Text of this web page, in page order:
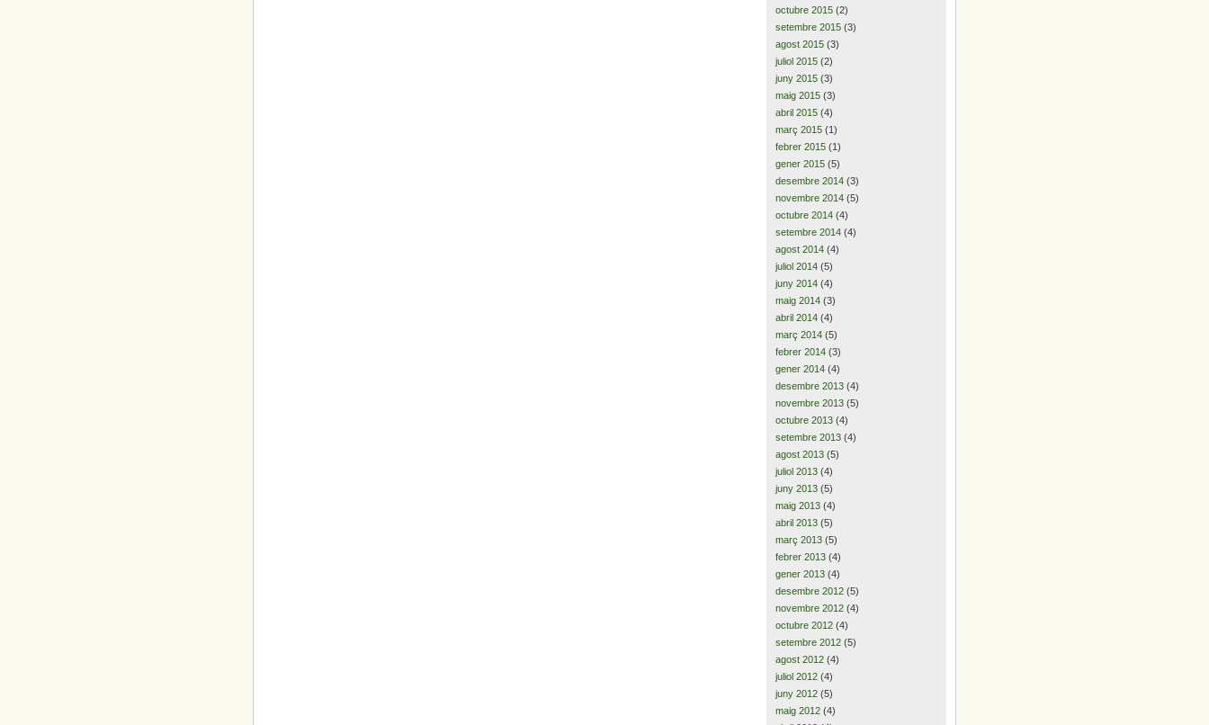
octubre 2015 (2)
setembre 2015 (3)
agost 2015 (3)
juliol 2015 (2)
juny 2015 (3)
maig 2015 (3)
abril 2015 (4)
març 2015 (1)
febrer 2015 (1)
gener 2015 (5)
desembre 2014 (3)
novembre 2014 (5)
octubre 2014 (4)
setembre 2014 (4)
agost 2014 (4)
juliol 2014 (5)
juny 2014 (4)
maig 2014 (3)
abril 2014 (4)
març 2014 (5)
febrer 2014 (3)
gener 2014 (4)
desembre 2013 (4)
novembre 2013 (5)
octubre 2013 (4)
setembre 2013 (4)
agost 2013 (5)
juliol 2013 (4)
juny 2013 (5)
maig 2013 (4)
abril 2013 (5)
març 2013 (5)
febrer 2013 (4)
gener 2013 (4)
desembre 2012 (5)
novembre 2012 (4)
octubre 2012 (4)
setembre 2012 (5)
agost 2012 (4)
juliol 2012 (4)
juny 2012 (5)
maig 2012 (4)